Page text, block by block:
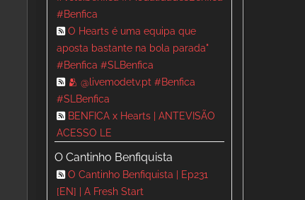
#Benfica
O Hearts é uma equipa que
aposta bastante na bola parada"
#Benfica #SLBenfica
🫂 @livemodetv.pt #Benfica
#SLBenfica
BENFICA x Hearts | ANTEVISÃO
ACESSO LE
O Cantinho Benfiquista
O Cantinho Benfiquista | Ep231
[EN] | A Fresh Start